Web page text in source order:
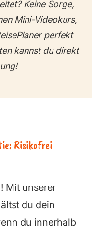
Keine Sorge,
Mini-Videokurs,
perfekt
kannst du direkt
Risikofrei
Mit unserer
du dein
du innerhalb